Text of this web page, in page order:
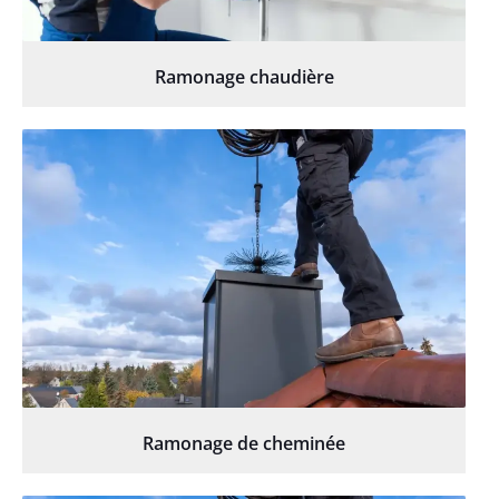
Ramonage chaudière
Ramonage de cheminée